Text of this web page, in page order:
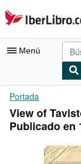
Pasar al
IberLibro.com
Menú
Mi cuenta
Consultar mis
Colecciones
Portada
View of
Publicado en